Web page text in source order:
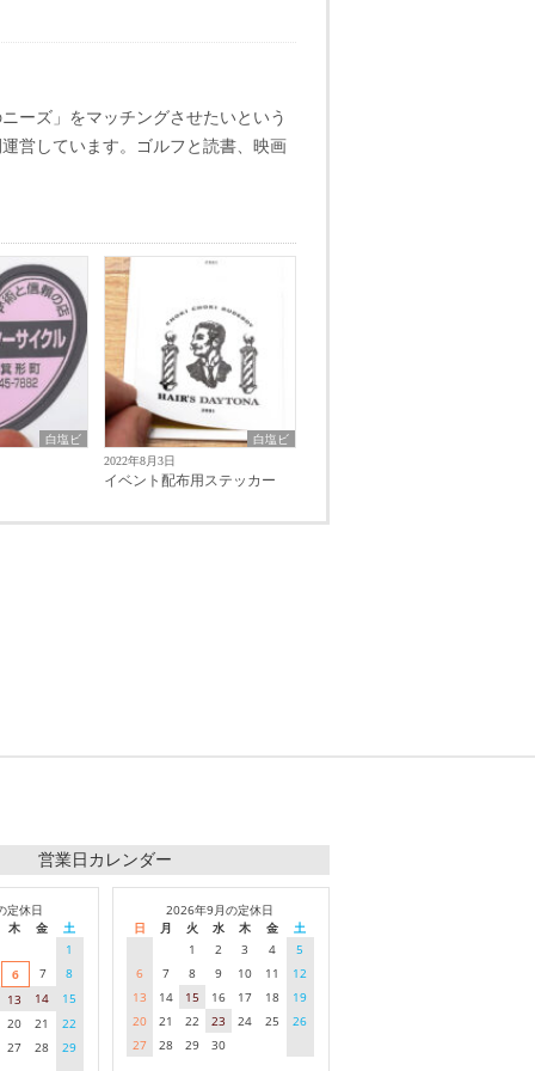
ーズ」をマッチングさせたいという
営しています。ゴルフと読書、映画
白塩ビ
白塩ビ
2022年8月3日
イベント配布用ステッカー
営業日カレンダー
定休日
木
金
土
1
6
7
8
13
14
15
20
21
22
27
28 29
2026年9月の定休日
日
月 火 水 木 金
土
1
2 3 4
5
6
7 8 9 10 11
12
13
14 15 16 17 18
19
20
21 22 23 24 25
26
27
28 29 30